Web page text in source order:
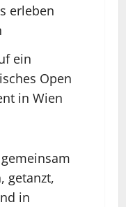
erleben
ein
Open
in Wien
getanzt,
in